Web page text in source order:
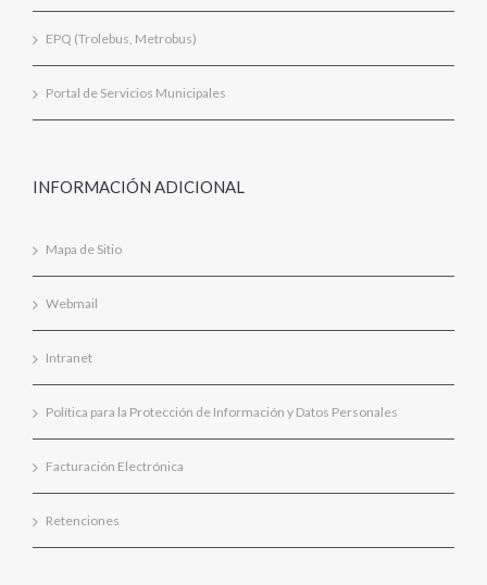
EPQ (Trolebus, Metrobus)
Portal de Servicios Municipales
INFORMACIÓN ADICIONAL
Mapa de Sitio
Webmail
Intranet
Política para la Protección de Información y Datos Personales
Facturación Electrónica
Retenciones